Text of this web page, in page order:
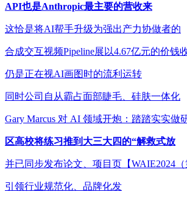
API也是Anthropic最主要的营收来
这恰是将AI帮手升级为强出产力协做者的
合成交互视频Pipeline展以4.67亿元的价钱
仍是正在视AI画图时的流利运转
同时公司自从霸占面部睫毛、硅肤一体化
Gary Marcus 对 AI 领域开炮：踏踏实实做
区高校将练习推到大三大四的“解救式放
并已同步发布论文、项目页【WAIE2024
引领行业规范化、品牌化发